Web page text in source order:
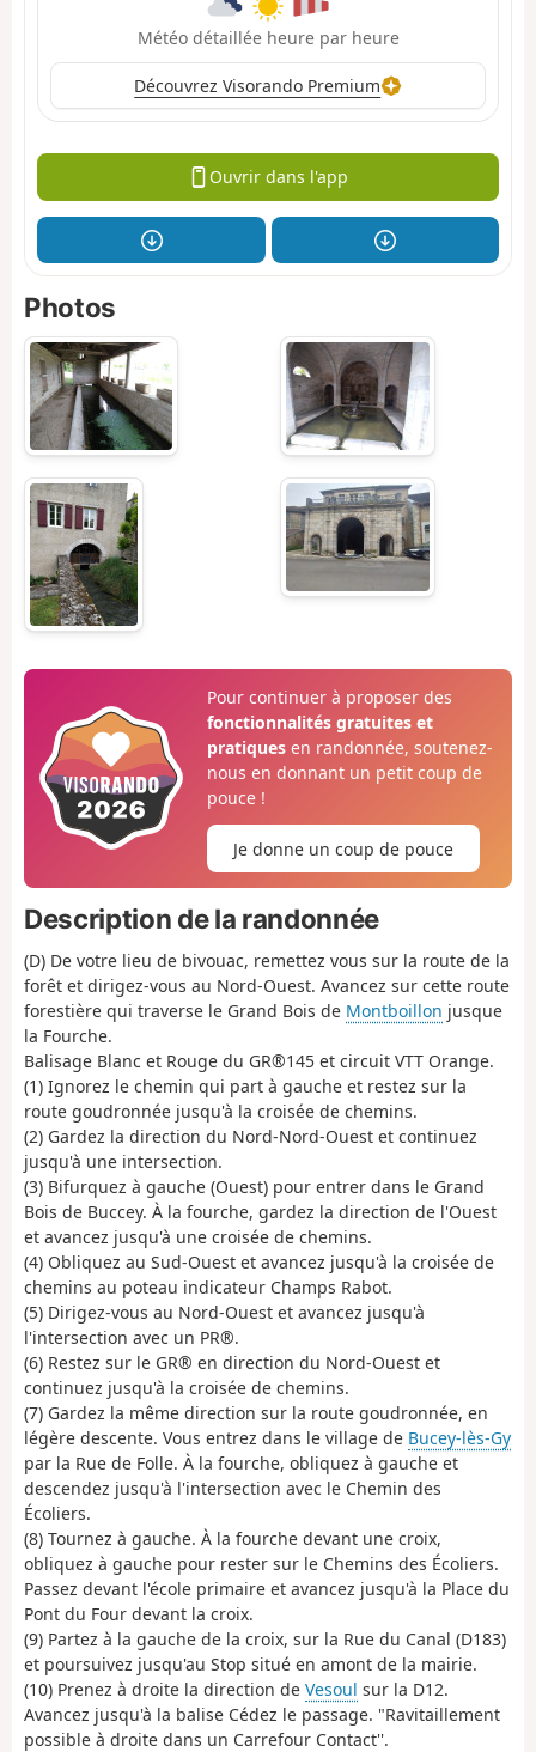
Météo détaillée heure par heure
Découvrez Visorando Premium
Ouvrir dans l'app
Photos
Pour continuer à proposer des
fonctionnalités gratuites et
pratiquesen randonnée, soutenez-
nous en donnant un petit coup de
pouce !
Je donne un coup de pouce
Description de la randonnée
(D) De votre lieu de bivouac, remettez vous sur la route de la
forêt et dirigez-vous au Nord-Ouest. Avancez sur cette route
forestière qui traverse le Grand Bois de Montboillon jusque
la Fourche.
Balisage Blanc et Rouge du GR®145 et circuit VTT Orange.
(1) Ignorez le chemin qui part à gauche et restez sur la
route goudronnée jusqu'à la croisée de chemins.
(2) Gardez la direction du Nord-Nord-Ouest et continuez
jusqu'à une intersection.
(3) Bifurquez à gauche (Ouest) pour entrer dans le Grand
Bois de Buccey. À la fourche, gardez la direction de l'Ouest
et avancez jusqu'à une croisée de chemins.
(4) Obliquez au Sud-Ouest et avancez jusqu'à la croisée de
chemins au poteau indicateur Champs Rabot.
(5) Dirigez-vous au Nord-Ouest et avancez jusqu'à
l'intersection avec un PR®.
(6) Restez sur le GR® en direction du Nord-Ouest et
continuez jusqu'à la croisée de chemins.
(7) Gardez la même direction sur la route goudronnée, en
légère descente. Vous entrez dans le village de Bucey-lès-Gy
par la Rue de Folle. À la fourche, obliquez à gauche et
descendez jusqu'à l'intersection avec le Chemin des
Écoliers.
(8) Tournez à gauche. À la fourche devant une croix,
obliquez à gauche pour rester sur le Chemins des Écoliers.
Passez devant l'école primaire et avancez jusqu'à la Place du
Pont du Four devant la croix.
(9) Partez à la gauche de la croix, sur la Rue du Canal (D183)
et poursuivez jusqu'au Stop situé en amont de la mairie.
(10) Prenez à droite la direction de Vesoul sur la D12.
Avancez jusqu'à la balise Cédez le passage. "Ravitaillement
possible à droite dans un Carrefour Contact''.